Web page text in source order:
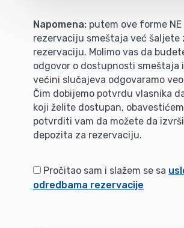
Napomena: putem ove forme
rezervaciju smeštaja već šaljete
rezervaciju. Molimo vas da
odgovor o dostupnosti smeštaja
većini slučajeva odgovaramo
Čim dobijemo potvrdu vlasnika
koji želite dostupan,
potvrditi vam da možete da
depozita za rezervaciju.
Pročitao sam i slažem se sa
odredbama rezervacije